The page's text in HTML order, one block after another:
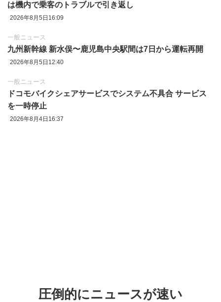
は機内で乗客のトラブルで引き返し
2026年8月5日16:09
一般ニュース
九州新幹線 新水俣〜鹿児島中央駅間は7日から運転再開
2026年8月5日12:40
一般ニュース
ドコモバイクシェアサービスでシステム不具合 サービス
を一時停止
2026年8月4日16:37
圧倒的にニュースが速い